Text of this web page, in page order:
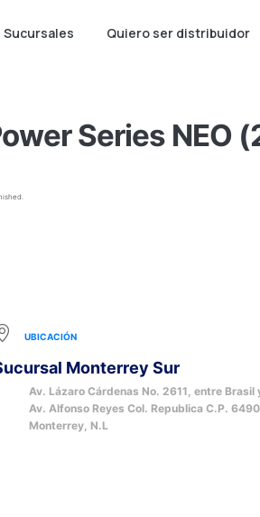
Sucursales Quiero ser distribuidor
Series NEO
UBICACIÓN
Monterrey Sur
Av. Lázaro Cárdenas No. 2611, entre Brasil
Av. Alfonso Reyes Col. Republica C.P.
Monterrey, N.L